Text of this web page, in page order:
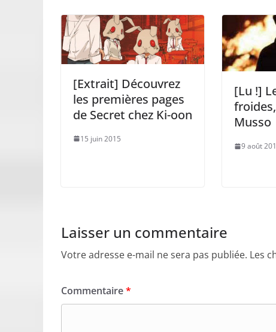
[Extrait] Découvrez
les premières pages
de Secret chez Ki-oon
15 juin 2015
[Lu !]
Musso
9 août
Laisser un commentaire
Votre adresse e-mail ne sera pas publiée. Les
Commentaire*